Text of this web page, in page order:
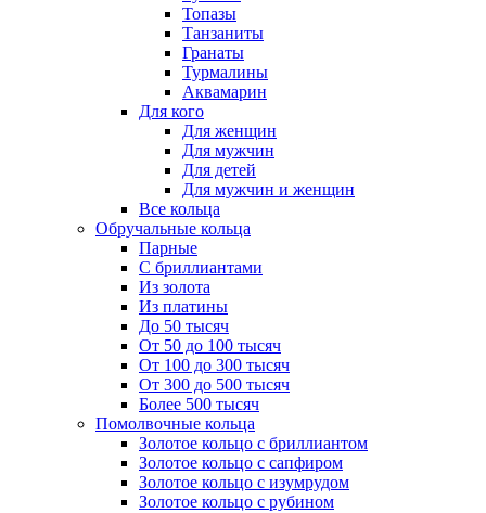
Топазы
Танзаниты
Гранаты
Турмалины
Аквамарин
Для кого
Для женщин
Для мужчин
Для детей
Для мужчин и женщин
Все кольца
Обручальные кольца
Парные
С бриллиантами
Из золота
Из платины
До 50 тысяч
От 50 до 100 тысяч
От 100 до 300 тысяч
От 300 до 500 тысяч
Более 500 тысяч
Помолвочные кольца
Золотое кольцо с бриллиантом
Золотое кольцо с сапфиром
Золотое кольцо с изумрудом
Золотое кольцо с рубином